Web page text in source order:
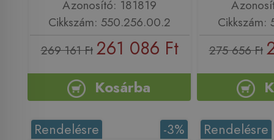
Azonosító: 181819
Cikkszám: 550.256.00.2
269 161 Ft 261 086 Ft
Kosárba
275 656 Ft
-3%
Rendelésre Rendelésre